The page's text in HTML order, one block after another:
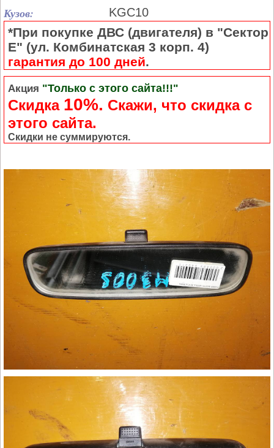
Кузов: KGC10
*При покупке ДВС (двигателя) в "Сектор
Е" (ул. Комбинатская 3 корп. 4)
гарантия до 100 дней.
Акция "Только с этого сайта!!!"
Скидка 10%. Cкажи, что скидка с
этого сайта.
Скидки не суммируются.